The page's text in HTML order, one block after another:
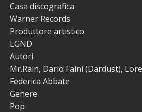
Casa discografica
Warner Records
Produttore artistico
LGND
Autori
Mr.Rain, Dario Faini (Dardust),
Federica Abbate
Genere
Pop